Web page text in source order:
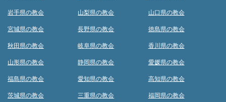
岩手県の教会
宮城県の教会
秋田県の教会
山形県の教会
福島県の教会
茨城県の教会
山梨県の教会
長野県の教会
岐阜県の教会
静岡県の教会
愛知県の教会
三重県の教会
山口県の教会
徳島県の教会
香川県の教会
愛媛県の教会
高知県の教会
福岡県の教会